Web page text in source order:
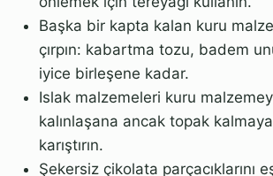
Başka bir kapta kalan kuru
çırpın: kabartma tozu, badem
iyice birleşene kadar.
Islak malzemeleri kuru
kalınlaşana ancak topak
karıştırın.
Şekersiz çikolata parçacıklarını